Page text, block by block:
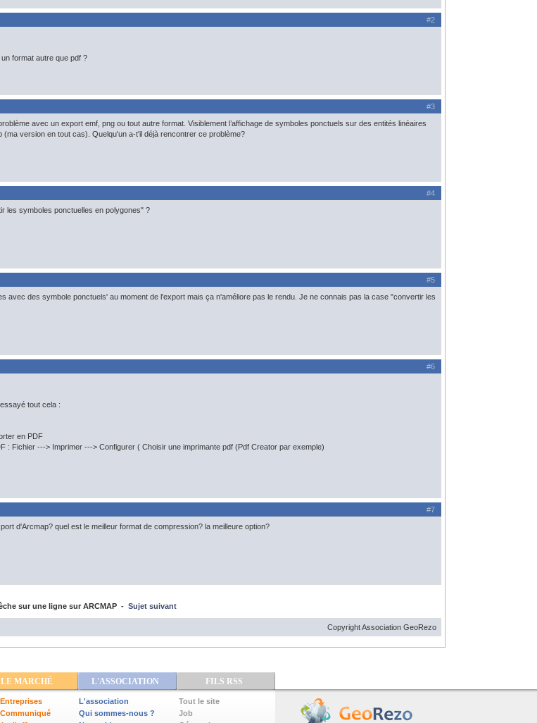
#2
format autre que pdf ?
#3
avec un export emf, png ou tout autre format. Visiblement l’affichage de symboles ponctuels sur des entités linéaires
version en tout cas). Quelqu'un a-t'il déjà rencontrer ce problème?
#4
les symboles ponctuelles en polygones" ?
#5
avec des symbole ponctuels' au moment de l'export mais ça n'améliore pas le rendu. Je ne connais pas la case "convertir les
#6
tout cela :
en PDF
Fichier ---> Imprimer ---> Configurer ( Choisir une imprimante pdf (Pdf Creator par exemple)
#7
d'Arcmap? quel est le meilleur format de compression? la meilleure option?
sur une ligne sur ARCMAP - Sujet suivant
Copyright Association GeoRezo
LE MARCHÉ L'ASSOCIATION FILS RSS
L'association
Qui sommes-nous ?
Tout le site
Job